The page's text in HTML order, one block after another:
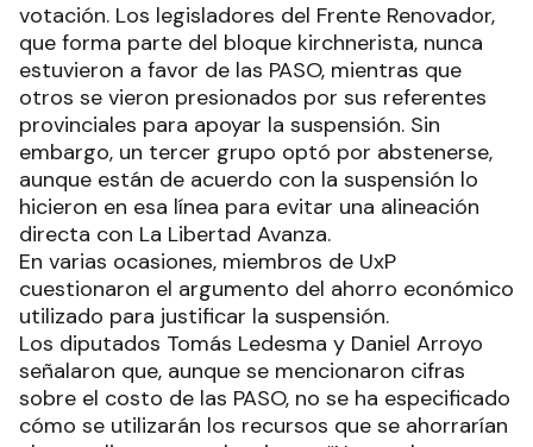
votación. Los legisladores del Frente Renovador,
que forma parte del bloque kirchnerista, nunca
estuvieron a favor de las PASO, mientras que
otros se vieron presionados por sus referentes
provinciales para apoyar la suspensión. Sin
embargo, un tercer grupo optó por abstenerse,
aunque están de acuerdo con la suspensión lo
hicieron en esa línea para evitar una alineación
directa con La Libertad Avanza.
En varias ocasiones, miembros de UxP
cuestionaron el argumento del ahorro económico
utilizado para justificar la suspensión.
Los diputados Tomás Ledesma y Daniel Arroyo
señalaron que, aunque se mencionaron cifras
sobre el costo de las PASO, no se ha especificado
cómo se utilizarán los recursos que se ahorrarían